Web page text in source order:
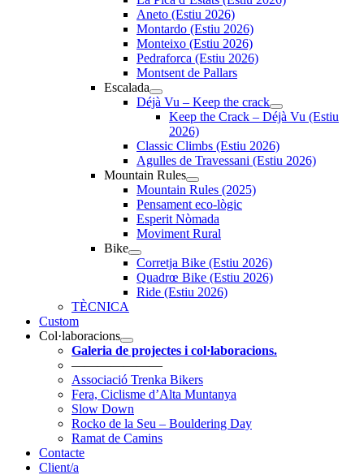
Aneto (Estiu 2026)
Montardo (Estiu 2026)
Monteixo (Estiu 2026)
Pedraforca (Estiu 2026)
Montsent de Pallars
Escalada
Déjà Vu – Keep the crack
Keep the Crack – Déjà Vu (Estiu
2026)
Classic Climbs (Estiu 2026)
Agulles de Travessani (Estiu 2026)
Mountain Rules
Mountain Rules (2025)
Pensament eco-lògic
Esperit Nòmada
Moviment Rural
Bike
Corretja Bike (Estiu 2026)
Quadrœ Bike (Estiu 2026)
Ride (Estiu 2026)
TÈCNICA
Custom
Col·laboracions
Galeria de projectes i col·laboracions.
———————
Associació Trenka Bikers
Fera, Ciclisme d’Alta Muntanya
Slow Down
Rocko de la Seu – Bouldering Day
Ramat de Camins
Contacte
Client/a